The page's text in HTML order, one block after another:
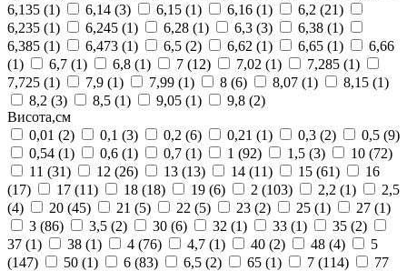
6,135 (1) 6,14 (3) 6,15 (1) 6,16 (1) 6,2 (21)
6,235 (1) 6,245 (1) 6,28 (1) 6,3 (3) 6,38 (1)
6,385 (1) 6,473 (1) 6,5 (2) 6,62 (1) 6,65 (1)
6,66
(1)
6,7 (1) 6,8 (1) 7 (12) 7,02 (1) 7,285 (1)
7,725 (1) 7,9 (1) 7,99 (1) 8 (6) 8,07 (1) 8,15 (1)
8,2 (3) 8,5 (1) 9,05 (1) 9,8 (2)
Висота,см
0,01 (2) 0,1 (3) 0,2 (6) 0,21 (1) 0,3 (2) 0,5 (9)
0,54 (1) 0,6 (1) 0,7 (1) 1 (92) 1,5 (3) 10 (72)
11 (31) 12 (26) 13 (13) 14 (11) 15 (61)
16
(17)
17 (11) 18 (18) 19 (6) 2 (103) 2,2 (1)
2,5
(4)
20 (45) 21 (5) 22 (5) 23 (2) 25 (1) 27 (1)
3 (86) 3,5 (2) 30 (6) 32 (1) 33 (1) 35 (2)
37 (1) 38 (1) 4 (76) 4,7 (1) 40 (2) 48 (4)
5
(147)
50 (1) 6 (83) 6,5 (2) 65 (1) 7 (114)
77